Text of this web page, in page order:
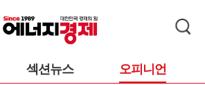
섹션뉴스 오피니언